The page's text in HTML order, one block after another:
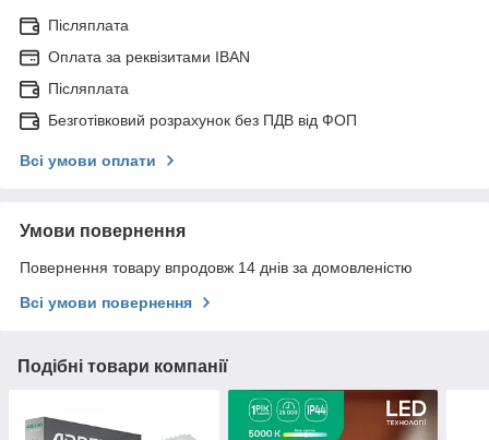
Післяплата
Оплата за реквізитами IBAN
Післяплата
Безготівковий розрахунок без ПДВ від ФОП
Всі умови оплати
Умови повернення
Повернення товару впродовж 14 днів за домовленістю
Всі умови повернення
Подібні товари компанії